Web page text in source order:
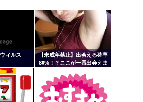
どうす...
が近くにいると機械が壊れるんだけどさ
コーラ社、「こういうのでいいんだよ」
相互RSS
ィルス
【未成年禁止】出会える確率
80%！？ここが一番出会えま
す